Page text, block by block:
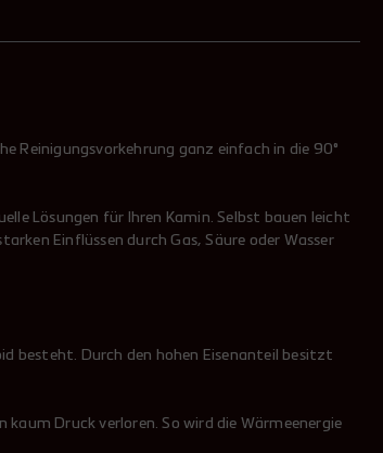
Reinigungsvorkehrung ganz einfach in die 90°
Lösungen für Ihren Kamin. Selbst bauen leicht
Einflüssen durch Gas, Säure oder Wasser
besteht. Durch den hohen Eisenanteil besitzt
Druck verloren. So wird die Wärmeenergie